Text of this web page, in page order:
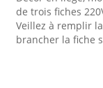
de trois fiches
Veillez à remplir
brancher la fiche